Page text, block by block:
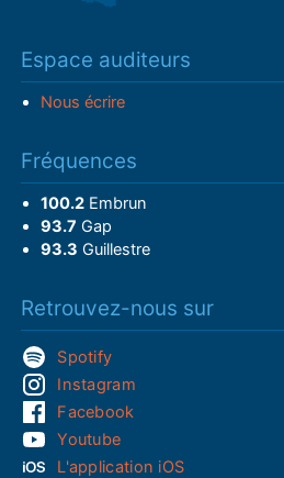
Espace auditeurs
Nous écrire
Fréquences
100.2Embrun
93.7 Gap
93.3 Guillestre
Retrouvez-nous sur
Spotify
Instagram
Facebook
Youtube
L'application iOS